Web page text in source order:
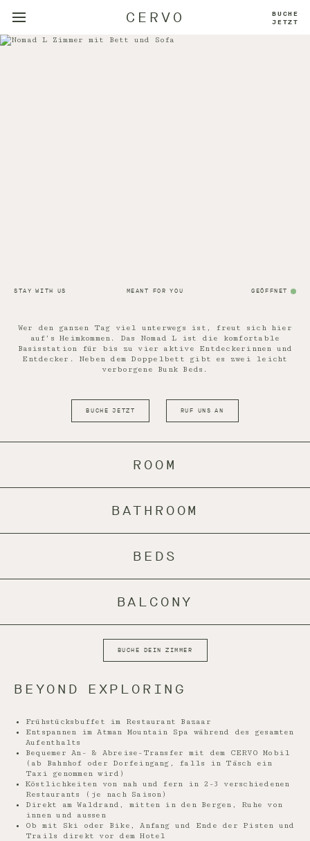
CERVO
BUCHE
JETZT
STAY WITH US MEANT FOR YOU GEÖFFNET
Wer den ganzen Tag viel unterwegs ist, freut sich hier
auf’s Heimkommen. Das Nomad L ist die komfortable
Basisstation für bis zu vier aktive Entdeckerinnen und
Entdecker. Neben dem Doppelbett gibt es zwei leicht
verborgene Bunk Beds.
BUCHE JETZT RUF UNS AN
ROOM
BATHROOM
BEDS
BALCONY
BUCHE DEIN ZIMMER
BEYOND EXPLORING
Frühstücksbuffet im Restaurant Bazaar
Entspannen im Atman Mountain Spa während des gesamten
Aufenthalts
Bequemer An- & Abreise-Transfer mit dem CERVO Mobil
(ab Bahnhof oder Dorfeingang, falls in Täsch ein
Taxi genommen wird)
Köstlichkeiten von nah und fern in 2-3 verschiedenen
Restaurants (je nach Saison)
Direkt am Waldrand, mitten in den Bergen, Ruhe von
innen und aussen
Ob mit Ski oder Bike, Anfang und Ende der Pisten und
Trails direkt vor dem Hotel